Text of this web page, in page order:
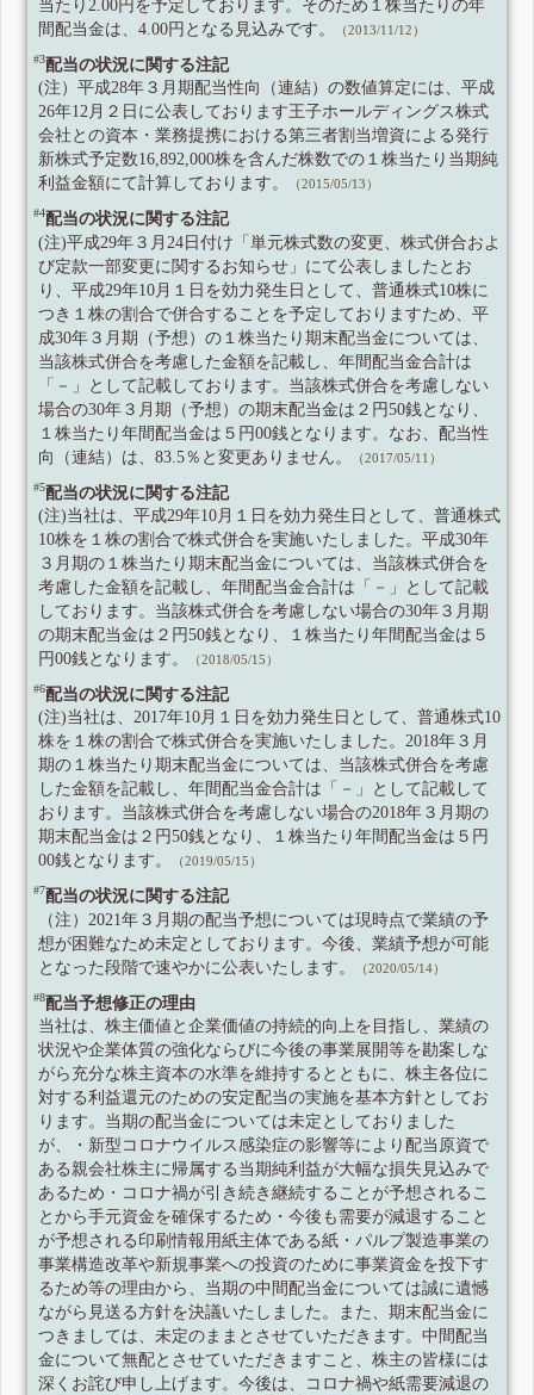
当たり2.00円を予定しております。そのため１株当たりの年
間配当金は、4.00円となる見込みです。
（2013/11/12）
#3配当の状況に関する注記
(注）平成28年３月期配当性向（連結）の数値算定には、平成
26年12月２日に公表しております王子ホールディングス株式
会社との資本・業務提携における第三者割当増資による発行
新株式予定数16,892,000株を含んだ株数での１株当たり当期純
利益金額にて計算しております。
（2015/05/13）
#4配当の状況に関する注記
(注)平成29年３月24日付け「単元株式数の変更、株式併合およ
び定款一部変更に関するお知らせ」にて公表しましたとお
り、平成29年10月１日を効力発生日として、普通株式10株に
つき１株の割合で併合することを予定しておりますため、平
成30年３月期（予想）の１株当たり期末配当金については、
当該株式併合を考慮した金額を記載し、年間配当金合計は
「－」として記載しております。当該株式併合を考慮しない
場合の30年３月期（予想）の期末配当金は２円50銭となり、
１株当たり年間配当金は５円00銭となります。なお、配当性
向（連結）は、83.5％と変更ありません。
（2017/05/11）
#5配当の状況に関する注記
(注)当社は、平成29年10月１日を効力発生日として、普通株式
10株を１株の割合で株式併合を実施いたしました。平成30年
３月期の１株当たり期末配当金については、当該株式併合を
考慮した金額を記載し、年間配当金合計は「－」として記載
しております。当該株式併合を考慮しない場合の30年３月期
の期末配当金は２円50銭となり、１株当たり年間配当金は５
円00銭となります。
（2018/05/15）
#6配当の状況に関する注記
(注)当社は、2017年10月１日を効力発生日として、普通株式10
株を１株の割合で株式併合を実施いたしました。2018年３月
期の１株当たり期末配当金については、当該株式併合を考慮
した金額を記載し、年間配当金合計は「－」として記載して
おります。当該株式併合を考慮しない場合の2018年３月期の
期末配当金は２円50銭となり、１株当たり年間配当金は５円
00銭となります。
（2019/05/15）
#7配当の状況に関する注記
（注）2021年３月期の配当予想については現時点で業績の予
想が困難なため未定としております。今後、業績予想が可能
となった段階で速やかに公表いたします。
（2020/05/14）
#8配当予想修正の理由
当社は、株主価値と企業価値の持続的向上を目指し、業績の
状況や企業体質の強化ならびに今後の事業展開等を勘案しな
がら充分な株主資本の水準を維持するとともに、株主各位に
対する利益還元のための安定配当の実施を基本方針としてお
ります。当期の配当金については未定としておりました
が、・新型コロナウイルス感染症の影響等により配当原資で
ある親会社株主に帰属する当期純利益が大幅な損失見込みで
あるため・コロナ禍が引き続き継続することが予想されるこ
とから手元資金を確保するため・今後も需要が減退すること
が予想される印刷情報用紙主体である紙・パルプ製造事業の
事業構造改革や新規事業への投資のために事業資金を投下す
るため等の理由から、当期の中間配当金については誠に遺憾
ながら見送る方針を決議いたしました。また、期末配当金に
つきましては、未定のままとさせていただきます。中間配当
金について無配とさせていただきますこと、株主の皆様には
深くお詫び申し上げます。今後は、コロナ禍や紙需要減退の